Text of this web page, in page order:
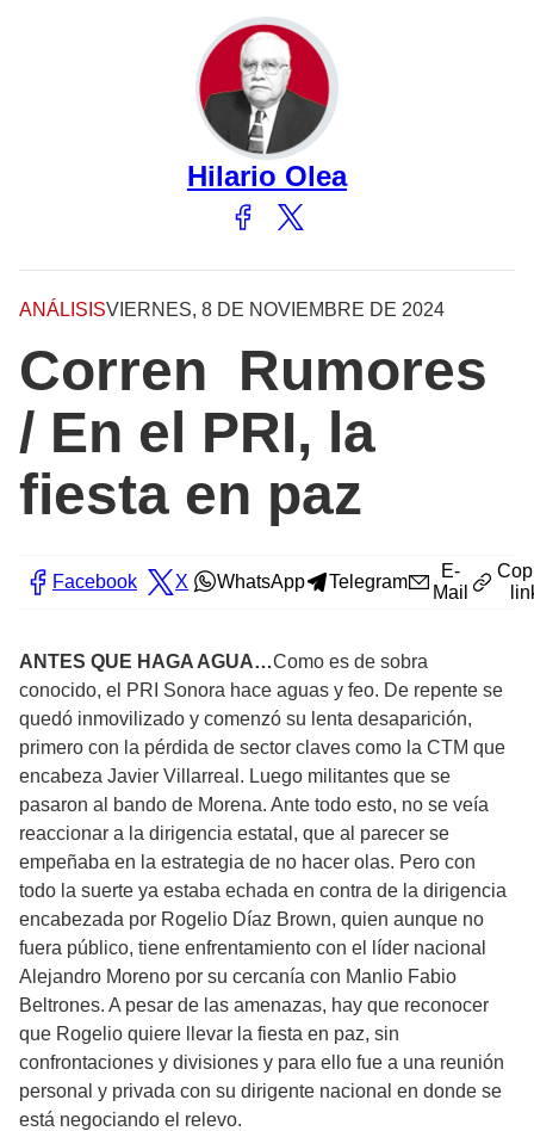
Hilario Olea
ANÁLISISVIERNES, 8 DE NOVIEMBRE DE 2024
Corren Rumores
/ En el PRI, la
fiesta en paz
Facebook X WhatsApp Telegram
E-
Mail
ANTES QUE HAGA AGUA…Como es de sobra
conocido, el PRI Sonora hace aguas y feo. De repente se
quedó inmovilizado y comenzó su lenta desaparición,
primero con la pérdida de sector claves como la CTM que
encabeza Javier Villarreal. Luego militantes que se
pasaron al bando de Morena. Ante todo esto, no se veía
reaccionar a la dirigencia estatal, que al parecer se
empeñaba en la estrategia de no hacer olas. Pero con
todo la suerte ya estaba echada en contra de la dirigencia
encabezada por Rogelio Díaz Brown, quien aunque no
fuera público, tiene enfrentamiento con el líder nacional
Alejandro Moreno por su cercanía con Manlio Fabio
Beltrones. A pesar de las amenazas, hay que reconocer
que Rogelio quiere llevar la fiesta en paz, sin
confrontaciones y divisiones y para ello fue a una reunión
personal y privada con su dirigente nacional en donde se
está negociando el relevo.